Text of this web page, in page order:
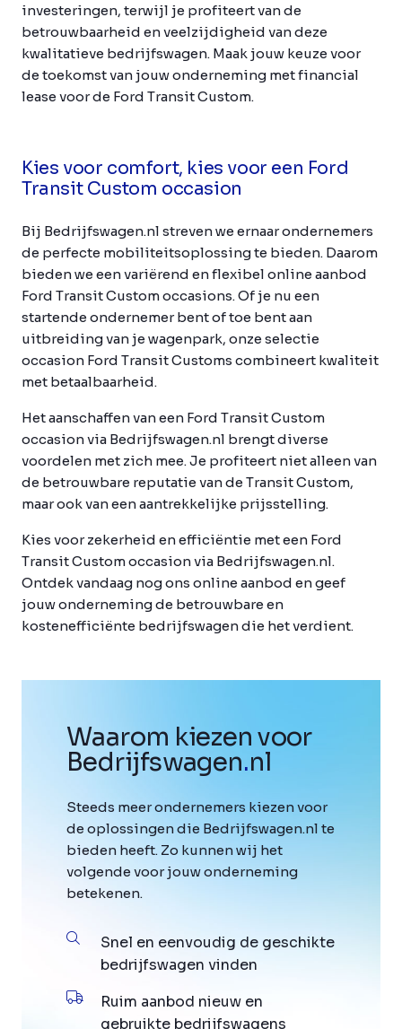
investeringen, terwijl je profiteert van de
betrouwbaarheid en veelzijdigheid van deze
kwalitatieve bedrijfswagen. Maak jouw keuze voor
de toekomst van jouw onderneming met financial
lease voor de Ford Transit Custom.
Kies voor comfort, kies voor een Ford
Transit Custom occasion
Bij Bedrijfswagen.nl streven we ernaar ondernemers
de perfecte mobiliteitsoplossing te bieden. Daarom
bieden we een variërend en flexibel online aanbod
Ford Transit Custom occasions. Of je nu een
startende ondernemer bent of toe bent aan
uitbreiding van je wagenpark, onze selectie
occasion Ford Transit Customs combineert kwaliteit
met betaalbaarheid.
Het aanschaffen van een Ford Transit Custom
occasion via Bedrijfswagen.nl brengt diverse
voordelen met zich mee. Je profiteert niet alleen van
de betrouwbare reputatie van de Transit Custom,
maar ook van een aantrekkelijke prijsstelling.
Kies voor zekerheid en efficiëntie met een Ford
Transit Custom occasion via Bedrijfswagen.nl.
Ontdek vandaag nog ons online aanbod en geef
jouw onderneming de betrouwbare en
kostenefficiënte bedrijfswagen die het verdient.
Waarom kiezen voor
Bedrijfswagen.nl
Steeds meer ondernemers kiezen voor
de oplossingen die Bedrijfswagen.nl te
bieden heeft. Zo kunnen wij het
volgende voor jouw onderneming
betekenen.
Snel en eenvoudig de geschikte
bedrijfswagen vinden
Ruim aanbod nieuw en
gebruikte bedrijfswagens